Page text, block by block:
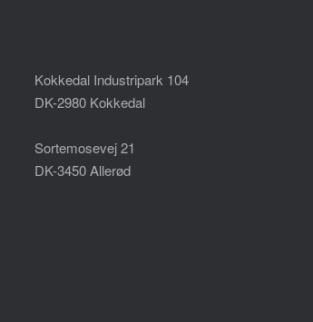
Kokkedal Industripark 104
DK-2980 Kokkedal
Sortemosevej 21
DK-3450 Allerød